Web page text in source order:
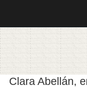
Clara Abellán,